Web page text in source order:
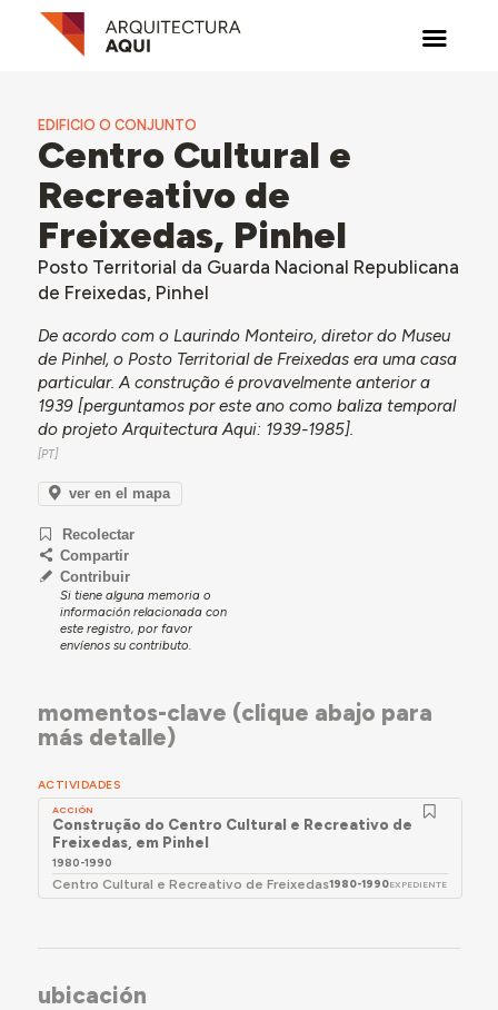
EDIFICIO O CONJUNTO
Centro Cultural e
Recreativo de
Freixedas, Pinhel
Posto Territorial da Guarda Nacional Republicana
de Freixedas, Pinhel
De acordo com o Laurindo Monteiro, diretor do Museu
de Pinhel, o Posto Territorial de Freixedas era uma casa
particular. A construção é provavelmente anterior a
1939 [perguntamos por este ano como baliza temporal
do projeto Arquitectura Aqui: 1939-1985].
ver en el mapa
Recolectar
Compartir
Contribuir
Si tiene alguna memoria o
información relacionada con
este registro, por favor
envíenos su contributo.
momentos-clave (clique abajo para
más detalle)
ACTIVIDADES
ACCIÓN
Construção do Centro Cultural e Recreativo de
Freixedas, em Pinhel
1980-1990
Centro Cultural e Recreativo de Freixedas1980-1990EXPEDIENTE
ubicación